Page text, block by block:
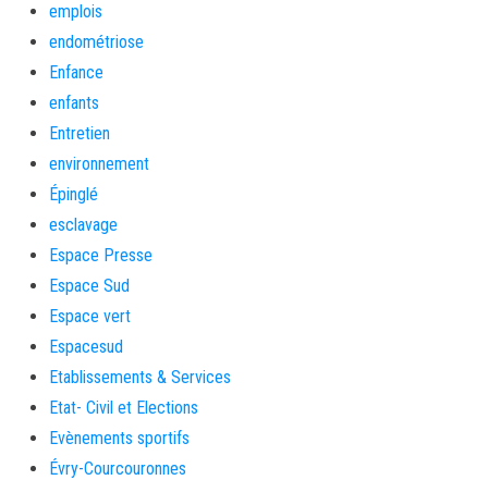
emplois
endométriose
Enfance
enfants
Entretien
environnement
Épinglé
esclavage
Espace Presse
Espace Sud
Espace vert
Espacesud
Etablissements & Services
Etat- Civil et Elections
Evènements sportifs
Évry-Courcouronnes